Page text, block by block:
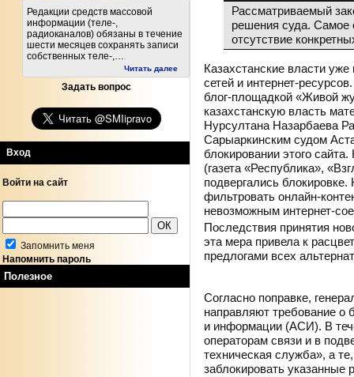
Редакции средств массовой
информации (теле-,
радиоканалов) обязаны в течение
шести месяцев сохранять записи
собственных теле-,…
Читать далее
Задать вопрос
Вход
Войти на сайт
Запомнить меня
Напомнить пароль
Полезное
Рассматриваемый
решения суда. Самое
отсутствие
Казахстанские власти
сетей и интернет-
блог-площадкой «Живой
казахстанскую власть
Нурсултана Назарбаева
Сарыаркинским судом
блокировании этого
(газета «Республика»,
подвергались
фильтровать онлайн-
невозможным интернет-
Последствия принятия
эта мера привела к
предлогами всех
Согласно поправке,
направляют требование о
и информации (АСИ). В
операторам связи и в
техническая служба», а
заблокировать указанные